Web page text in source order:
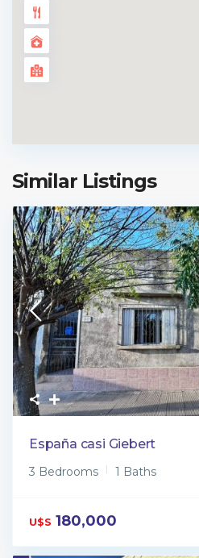
Similar Listings
España casi Giebert
3 Bedrooms 1 Baths
U$S 180,000